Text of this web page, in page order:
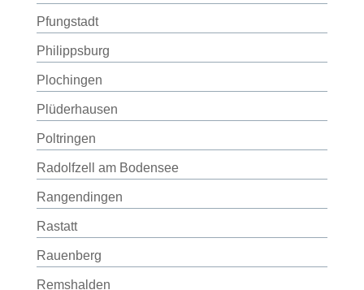
Pfungstadt
Philippsburg
Plochingen
Plüderhausen
Poltringen
Radolfzell am Bodensee
Rangendingen
Rastatt
Rauenberg
Remshalden